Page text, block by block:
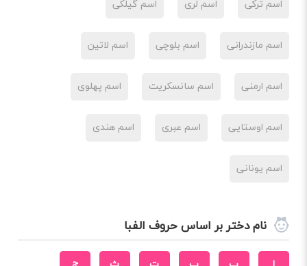
اسم ترکی اسم لری اسم گیلکی
اسم مازندرانی اسم بلوچی اسم لاتین
اسم ارمنی اسم سانسکریت اسم پهلوی
اسم اوستایی اسم عبری اسم هندی
اسم یونانی
نام دختر بر اساس حروف الفبا